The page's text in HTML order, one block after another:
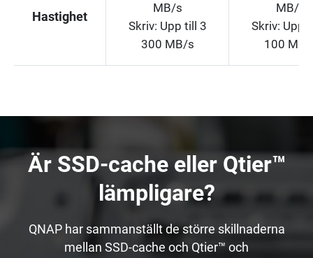
Hastighet
MB/s
Skriv: Upp till 3
300 MB/s
MB/s
Skriv: Upp
100 MB/
Är SSD-cache eller Qtier™
lämpligare?
QNAP har sammanställt de större skillnaderna
mellan SSD-cache och Qtier™ och